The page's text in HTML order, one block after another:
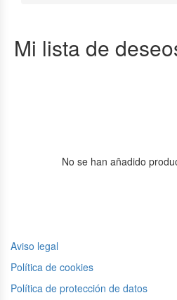
Mi lista de
No se han añadido
Aviso legal
Política de cookies
Política de protección de datos